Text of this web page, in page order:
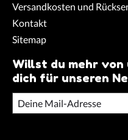
Versandkosten und
Kontakt
Sitemap
Willst du mehr von
dich für unseren